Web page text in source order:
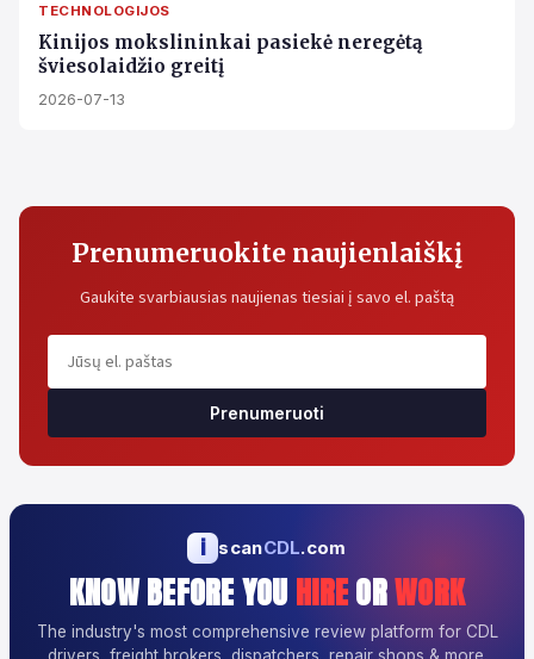
TECHNOLOGIJOS
Kinijos mokslininkai pasiekė neregėtą
šviesolaidžio greitį
2026-07-13
Prenumeruokite naujienlaiškį
Gaukite svarbiausias naujienas tiesiai į savo el. paštą
Prenumeruoti
i scanCDL.com
KNOW BEFORE YOU HIREORWORK
The industry's most comprehensive review platform for CDL
drivers, freight brokers, dispatchers, repair shops & more.